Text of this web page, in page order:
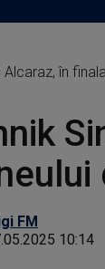
Alcaraz, în
FM
10:14